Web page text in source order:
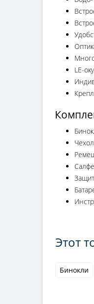
LE-
Чехол
Этот
Бинокли